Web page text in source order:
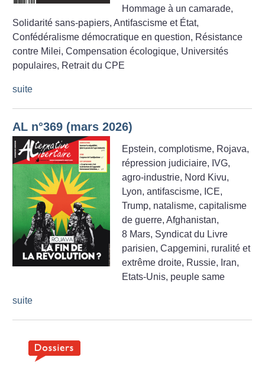
Hommage à un camarade,
Solidarité sans-papiers, Antifascisme et État,
Confédéralisme démocratique en question, Résistance
contre Milei, Compensation écologique, Universités
populaires, Retrait du CPE
suite
AL n°369 (mars 2026)
Epstein, complotisme, Rojava,
répression judiciaire, IVG,
agro-industrie, Nord Kivu,
Lyon, antifascisme, ICE,
Trump, natalisme, capitalisme
de guerre, Afghanistan,
8 Mars, Syndicat du Livre
parisien, Capgemini, ruralité et
extrême droite, Russie, Iran,
Etats-Unis, peuple same
suite